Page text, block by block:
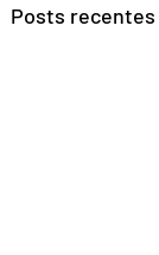
Posts recentes